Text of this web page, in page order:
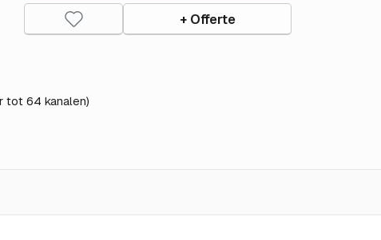
+ Offerte
tot 64 kanalen)